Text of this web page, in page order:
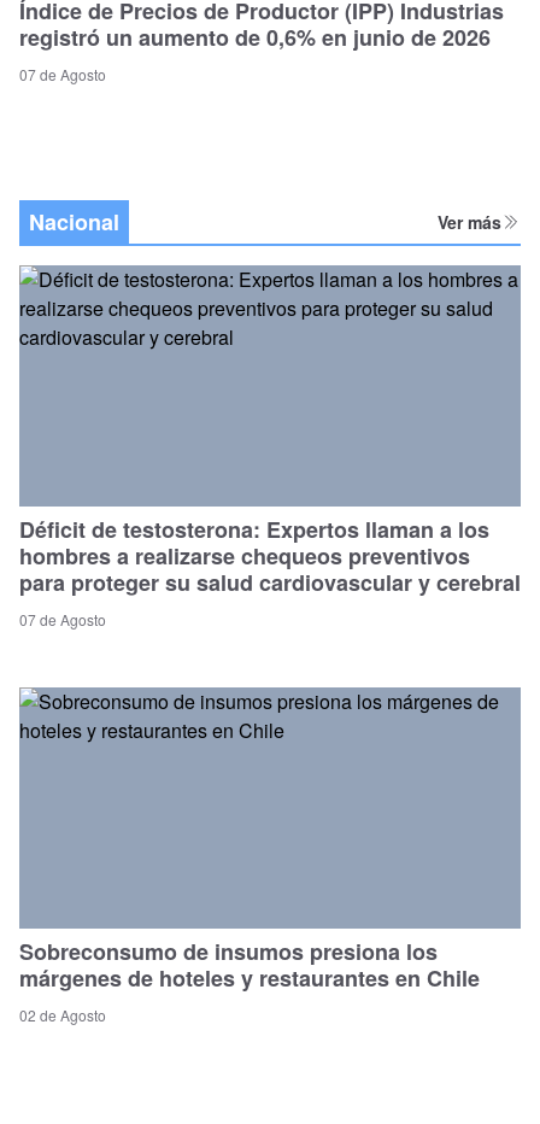
Índice de Precios de Productor (IPP) Industrias
registró un aumento de 0,6% en junio de 2026
07 de Agosto
Nacional Ver más
Déficit de testosterona: Expertos llaman a los
hombres a realizarse chequeos preventivos
para proteger su salud cardiovascular y cerebral
07 de Agosto
Sobreconsumo de insumos presiona los
márgenes de hoteles y restaurantes en Chile
02 de Agosto